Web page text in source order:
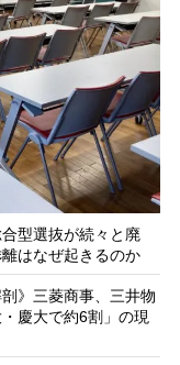
型選抜が続々と廃
はなぜ起きるのか
》三菱商事、三井物
慶大で約6割」の現